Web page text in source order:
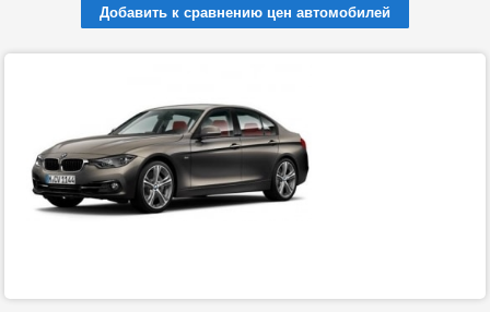
Добавить к сравнению цен автомобилей